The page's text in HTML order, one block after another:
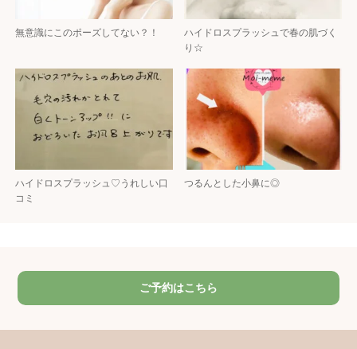
無意識にこのポーズしてない？！
ハイドロスプラッシュで春の肌づく
り☆
ハイドロスプラッシュ♡うれしい口
コミ
つるんとした小鼻に◎
ご予約はこちら